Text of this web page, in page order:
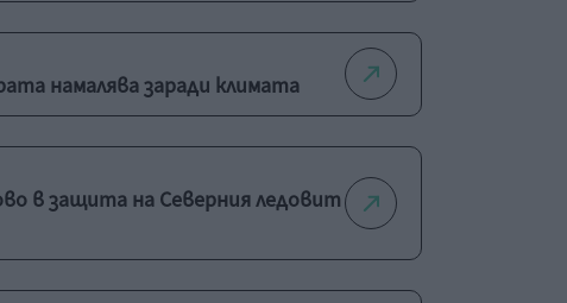
намалява заради климата
в защита на Северния ледовит